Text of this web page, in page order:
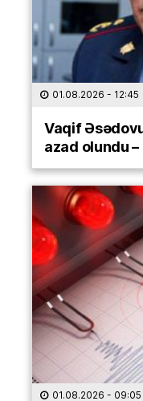
01.08.2026 - 12:45
Vaqif
azad olundu –
01.08.2026 - 09:05